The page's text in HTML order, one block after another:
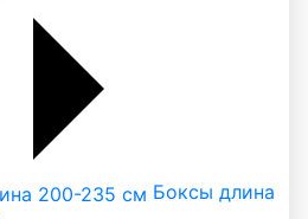
Боксы длина